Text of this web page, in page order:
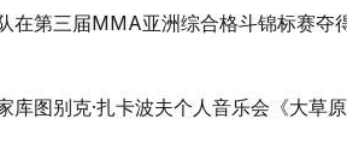
在第三届MMA亚洲综合格斗锦标赛夺
库图别克·扎卡波夫个人音乐会《大草